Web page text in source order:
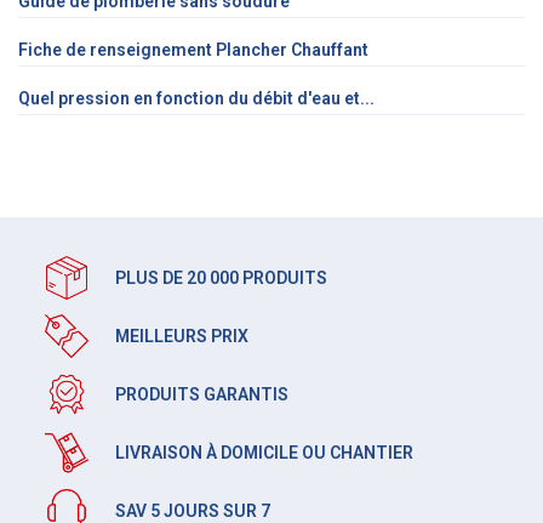
Fiche de renseignement Plancher Chauffant
Quel pression en fonction du débit d'eau et...
PLUS DE 20 000 PRODUITS
MEILLEURS PRIX
PRODUITS GARANTIS
LIVRAISON À DOMICILE OU CHANTIER
SAV 5 JOURS SUR 7